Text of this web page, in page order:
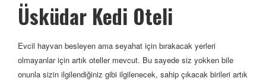
Üsküdar Kedi Oteli
Evcil hayvan besleyen ama seyahat için bırakacak yerleri
olmayanlar için artık oteller mevcut. Bu sayede siz yokken bile
onunla sizin ilgilendiğiniz gibi ilgilenecek, sahip çıkacak birileri artık